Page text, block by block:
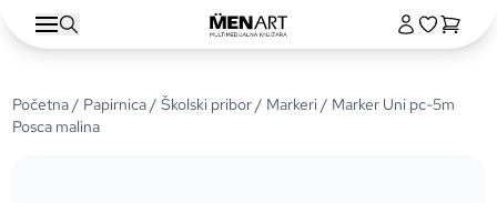
Početna/ Papirnica/Školski pribor/ Markeri/ Marker Uni pc-5m
Posca malina